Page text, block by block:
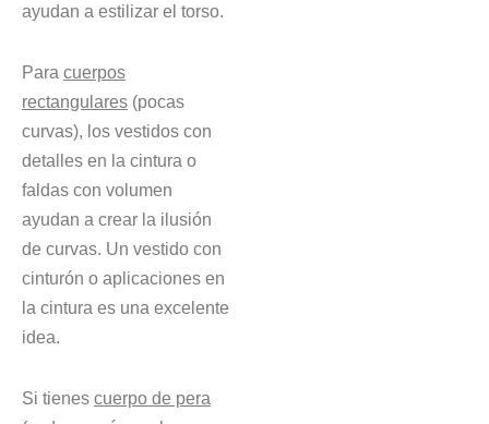
ayudan a estilizar el torso.
Para cuerpos
rectangulares (pocas
curvas), los vestidos con
detalles en la cintura o
faldas con volumen
ayudan a crear la ilusión
de curvas. Un vestido con
cinturón o aplicaciones en
la cintura es una excelente
idea.
Si tienes cuerpo de pera